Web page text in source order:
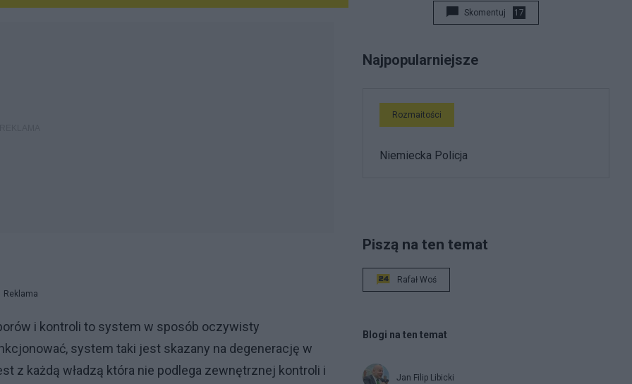
Reklama
i kontroli to system w sposób oczywisty
system taki jest skazany na degenerację w
z każdą władzą która nie podlega zewnętrznej kontroli i
Skomentuj 17
Najpopularniejsze
Rozmaitości
Niemiecka Policja
Piszą na ten temat
Rafał Woś
Blogi na ten temat
Jan Filip Libicki